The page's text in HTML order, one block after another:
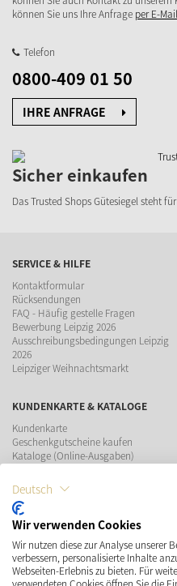
können Sie uns Ihre Anfrage per E-Mail
Telefon
0800-409 01 50
IHRE ANFRAGE
Sicher einkaufen
Das Trusted Shops Gütesiegel steht
SERVICE & HILFE
Kontaktformular
Rücksendungen
FAQ - Häufig gestelle Fragen
Bewerbung Leipzig 2026
Ausschreibungsbedingungen Leipzig
2026
Leipziger Weihnachtsmarkt
KUNDENKARTE & KATALOGE
Kundenkarte
Geschenkgutscheine kaufen
Kataloge (Online-Ausgaben)
ZAHLUNGSMÖGLICHKEITEN
Deutsch
Wir verwenden Cookies
Wir nutzen diese zur Analyse unserer
verbessern, personalisierte Inhalte
Webseiten-Erlebnis zu bieten. Für